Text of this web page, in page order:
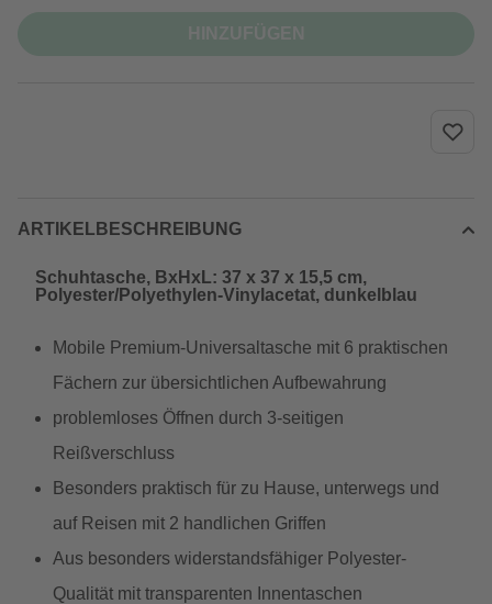
ARTIKELBESCHREIBUNG
Schuhtasche, BxHxL: 37 x 37 x 15,5 cm,
Polyester/Polyethylen-Vinylacetat, dunkelblau
Mobile Premium-Universaltasche mit 6 praktischen
Fächern zur übersichtlichen Aufbewahrung
problemloses Öffnen durch 3-seitigen
Reißverschluss
Besonders praktisch für zu Hause, unterwegs und
auf Reisen mit 2 handlichen Griffen
Aus besonders widerstandsfähiger Polyester-
Qualität mit transparenten Innentaschen